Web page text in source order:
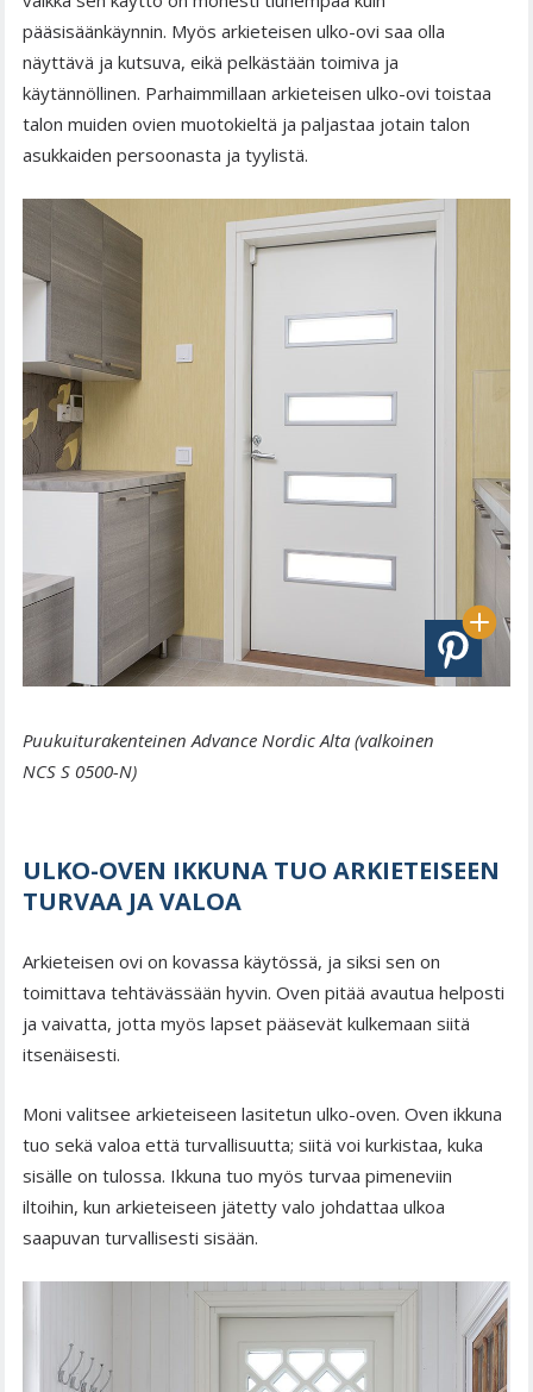
pääsisäänkäynnin. Myös arkieteisen ulko-ovi saa olla
näyttävä ja kutsuva, eikä pelkästään toimiva ja
käytännöllinen. Parhaimmillaan arkieteisen ulko-ovi toistaa
talon muiden ovien muotokieltä ja paljastaa jotain talon
asukkaiden persoonasta ja tyylistä.
Puukuiturakenteinen Advance Nordic Alta (valkoinen
NCS S 0500-N)
ULKO-OVEN IKKUNA TUO ARKIETEISEEN
TURVAA JA VALOA
Arkieteisen ovi on kovassa käytössä, ja siksi sen on
toimittava tehtävässään hyvin. Oven pitää avautua helposti
ja vaivatta, jotta myös lapset pääsevät kulkemaan siitä
itsenäisesti.
Moni valitsee arkieteiseen lasitetun ulko-oven. Oven ikkuna
tuo sekä valoa että turvallisuutta; siitä voi kurkistaa, kuka
sisälle on tulossa. Ikkuna tuo myös turvaa pimeneviin
iltoihin, kun arkieteiseen jätetty valo johdattaa ulkoa
saapuvan turvallisesti sisään.